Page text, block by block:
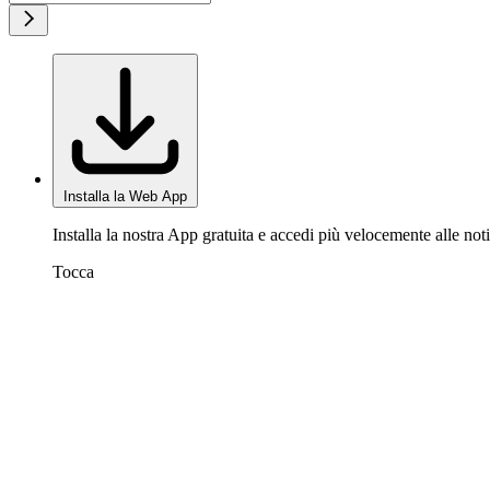
Installa la Web App
Installa la nostra App gratuita e accedi più velocemente alle
Tocca